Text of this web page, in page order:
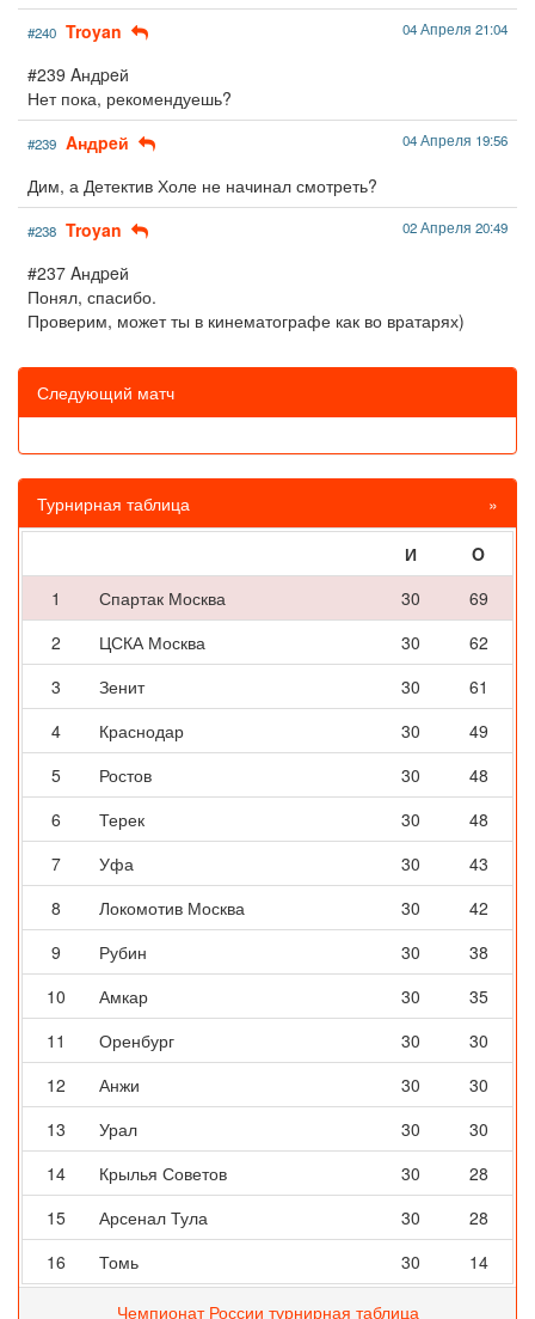
#240 Troyan 04 Апреля 21:04
#239 Aндpeй
Нет пока, рекомендуешь?
#239 Aндpeй 04 Апреля 19:56
Дим, а Детектив Холе не начинал смотреть?
#238 Troyan 02 Апреля 20:49
#237 Aндpeй
Понял, спасибо.
Проверим, может ты в кинематографе как во вратарях)
Следующий матч
Турнирная таблица »
И
O
1
Спартак Москва 30
69
2
ЦСКА Москва 30
62
3
Зенит 30
61
4
Краснодар 30
49
5
Ростов 30
48
6
Терек 30
48
7
Уфа 30
43
8
Локомотив Москва 30
42
9
Рубин 30
38
10
Амкар 30
35
11
Оренбург 30
30
12
Анжи 30
30
13
Урал 30
30
14
Крылья Советов 30
28
15
Арсенал Тула 30
28
16
Томь 30 14
Чемпионат России турнирная таблица